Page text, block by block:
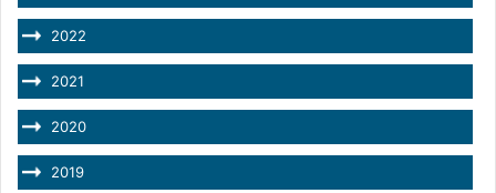
2022
2021
2020
2019